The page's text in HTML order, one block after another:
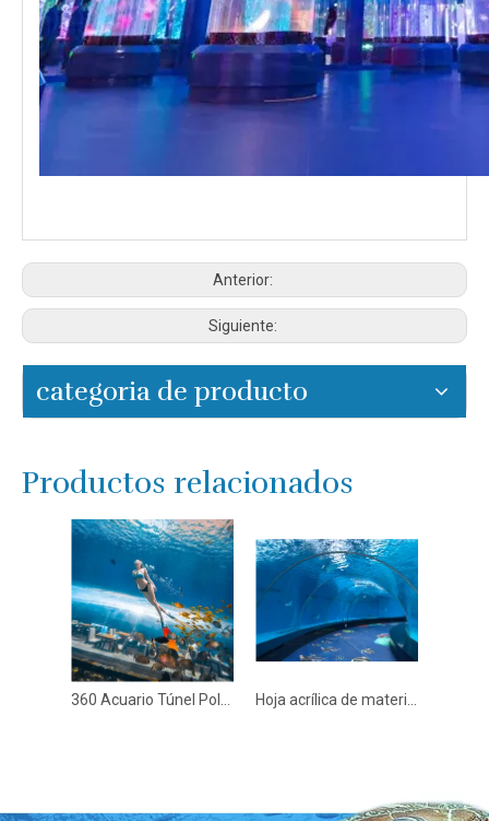
Anterior:
Siguiente:
categoria de producto
Productos relacionados